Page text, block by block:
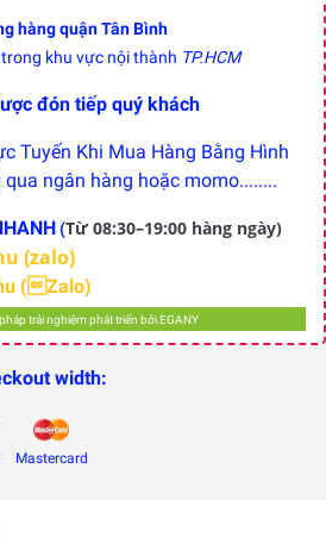
hàng quận Tân Bình
khu vực nội thành TP.HCM
đón tiếp quý khách
Tuyến Khi Mua Hàng Bằng Hình
qua ngân hàng hoặc momo........
(Từ 08:30–19:00 hàng ngày)
(zalo)
(Zalo)
trải nghiệm phát triển bởi EGANY
width:
Mastercard